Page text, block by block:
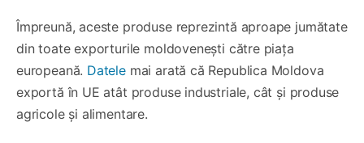
Împreună, aceste produse reprezintă aproape jumătate
din toate exporturile moldovenești către piața
europeană. Datelemai arată că Republica Moldova
exportă în UE atât produse industriale, cât și produse
agricole și alimentare.